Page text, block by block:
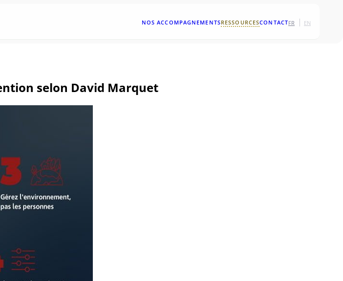
NOS ACCOMPAGNEMENTSRESSOURCESCONTACTFR | EN
selon David Marquet